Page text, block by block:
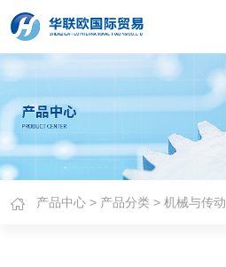
产品中心 > 产品分类 >机械与传动